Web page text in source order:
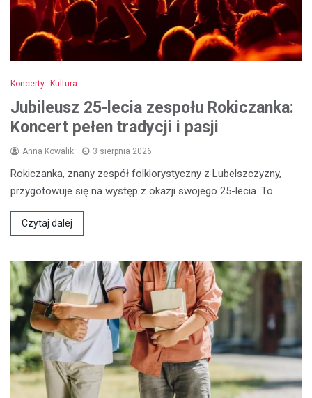
Koncerty Kultura
Jubileusz 25-lecia zespołu Rokiczanka:
Koncert pełen tradycji i pasji
Anna Kowalik 3 sierpnia 2026
Rokiczanka, znany zespół folklorystyczny z Lubelszczyzny,
przygotowuje się na występ z okazji swojego 25-lecia. To…
Czytaj dalej